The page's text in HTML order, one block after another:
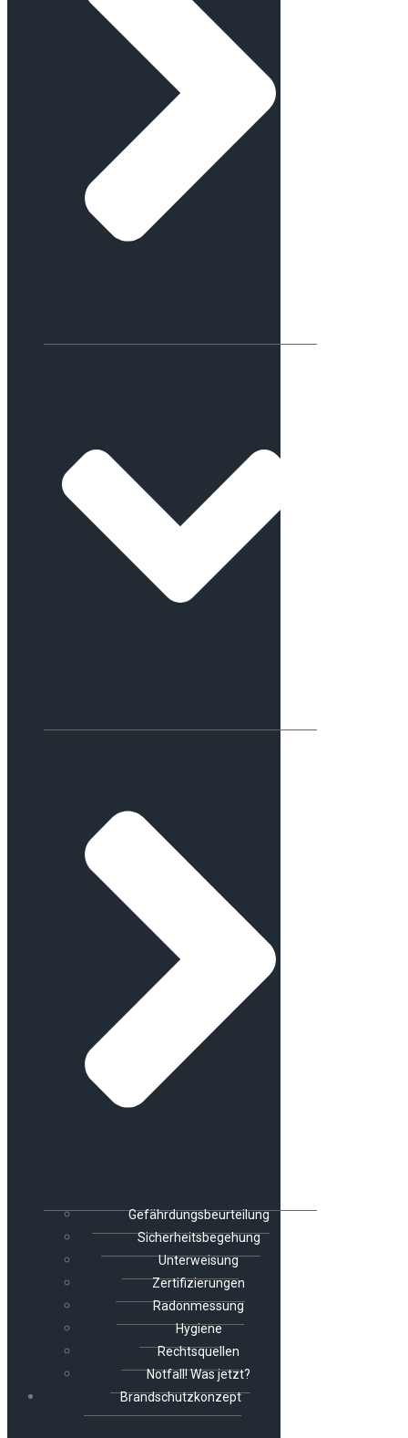
Gefährdungsbeurteilung
Sicherheitsbegehung
Unterweisung
Zertifizierungen
Radonmessung
Hygiene
Rechtsquellen
Notfall! Was jetzt?
Brandschutzkonzept